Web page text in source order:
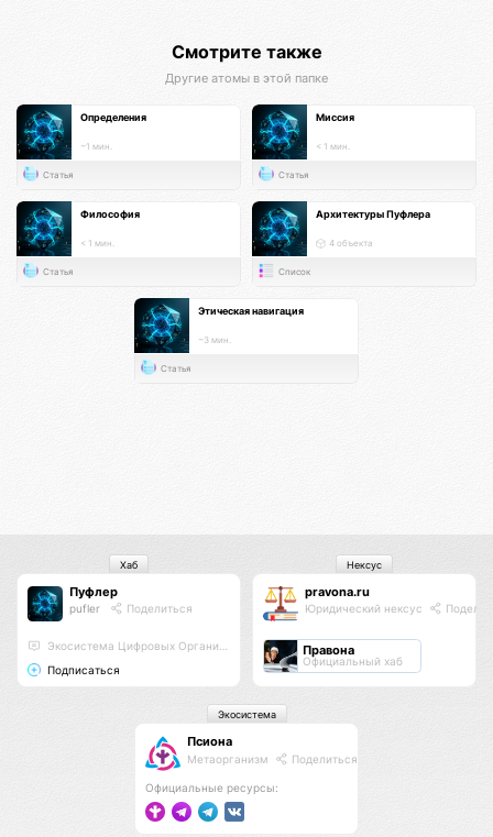
Смотрите также
Другие атомы в этой папке
Определения
~1 мин.
Статья
Миссия
< 1 мин.
Статья
Философия
< 1 мин.
Статья
Архитектуры Пуфлера
4 объекта
Список
Этическая навигация
~3 мин.
Статья
Пуфлер
pufler Поделиться
Экосистема Цифровых Организмов
Подписаться
Хаб
pravona.ru
Юридический нексус
Правона
Официальный хаб
Нексус
Псиона
Метаорганизм Поделиться
Официальные ресурсы:
Экосистема